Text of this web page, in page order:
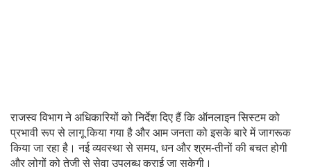
राजस्व विभाग ने अधिकारियों को निर्देश दिए हैं कि ऑनलाइन सिस्टम को
प्रभावी रूप से लागू किया गया है और आम जनता को इसके बारे में जागरूक
किया जा रहा है। नई व्यवस्था से समय, धन और श्रम-तीनों की बचत होगी
और लोगों को तेजी से सेवा उपलब्ध कराई जा सकेगी।